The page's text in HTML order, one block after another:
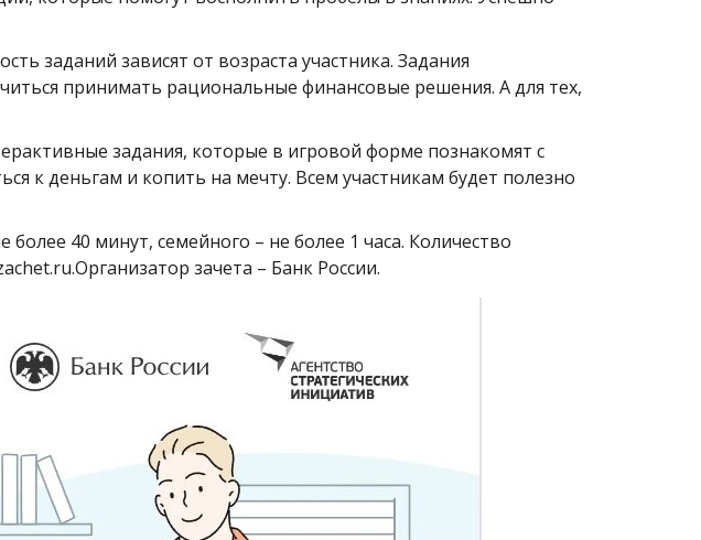
заданий зависят от возраста участника. Задания
принимать рациональные финансовые решения. А для тех,
задания, которые в игровой форме познакомят с
к деньгам и копить на мечту. Всем участникам будет полезно
40 минут, семейного – не более 1 часа. Количество
зачета – Банк России.